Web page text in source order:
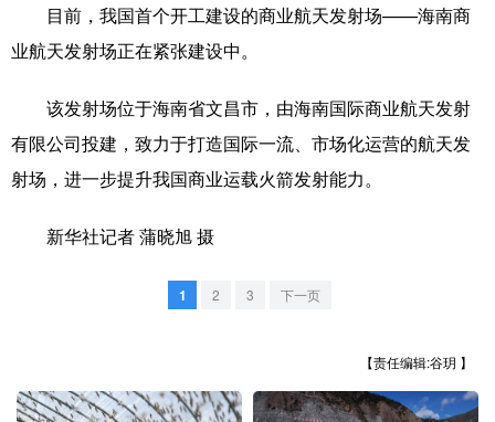
文化产业
地方频道
北京 天津 河北
辽宁 吉林
重庆
四川 贵州 云南 西藏
目前，我国首个开工建设的商业航天发射场——海南商
业航天发射场正在紧张建设中。
该发射场位于海南省文昌市，由海南国际商业航天发射
有限公司投建，致力于打造国际一流、市场化运营的航天发
射场，进一步提升我国商业运载火箭发射能力。
新华社记者 蒲晓旭 摄
1 2 3 下一页
【责任编辑:谷玥 】